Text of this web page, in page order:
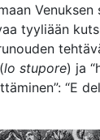
Venuksen
tyyliään
lo stupore) ja
“E